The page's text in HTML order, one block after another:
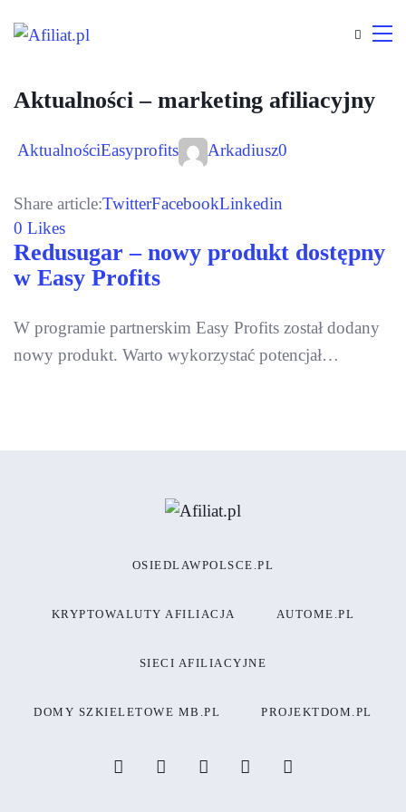
Aktualności – marketing afiliacyjny
AktualnościEasyprofits Arkadiusz0
Share article:TwitterFacebookLinkedin
0 Likes
Redusugar – nowy produkt dostępny
w Easy Profits
W programie partnerskim Easy Profits został dodany
nowy produkt. Warto wykorzystać potencjał…
OSIEDLAWPOLSCE.PL
KRYPTOWALUTY AFILIACJA AUTOME.PL
SIECI AFILIACYJNE
DOMY SZKIELETOWE MB.PL PROJEKTDOM.PL